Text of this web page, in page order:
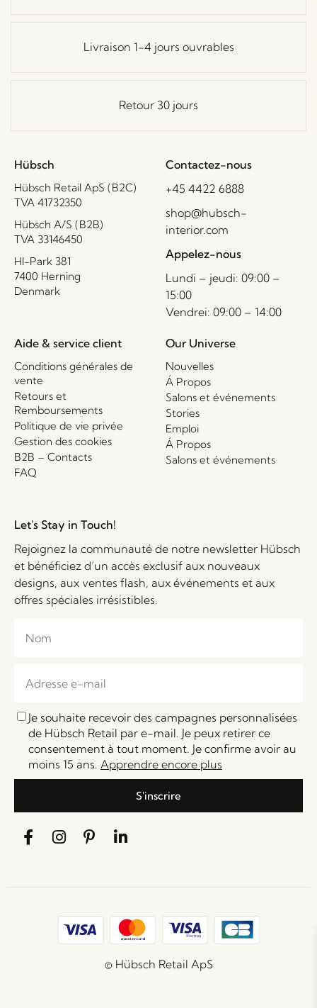
Livraison 1-4 jours ouvrables
Retour 30 jours
Hübsch
Hübsch Retail ApS (B2C)
TVA 41732350
Hübsch A/S (B2B)
TVA 33146450
HI-Park 381
7400 Herning
Denmark
Contactez-nous
+45 4422 6888
shop@hubsch-
interior.com
Appelez-nous
Lundi – jeudi: 09:00 –
15:00
Vendrei: 09:00 – 14:00
Aide & service client
Conditions générales de
vente
Retours et
Remboursements
Politique de vie privée
Gestion des cookies
B2B – Contacts
FAQ
Our Universe
Nouvelles
Á Propos
Salons et événements
Stories
Emploi
Á Propos
Salons et événements
Let's Stay in Touch!
Rejoignez la communauté de notre newsletter Hübsch
et bénéficiez d’un accès exclusif aux nouveaux
designs, aux ventes flash, aux événements et aux
offres spéciales irrésistibles.
Je souhaite recevoir des campagnes personnalisées
de Hübsch Retail par e-mail. Je peux retirer ce
consentement à tout moment. Je confirme avoir au
moins 15 ans. Apprendre encore plus
S'inscrire
© Hübsch Retail ApS